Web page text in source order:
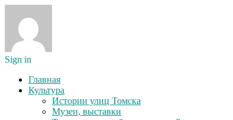
Sign in
Главная
Культура
Истории улиц Томска
Музеи, выставки